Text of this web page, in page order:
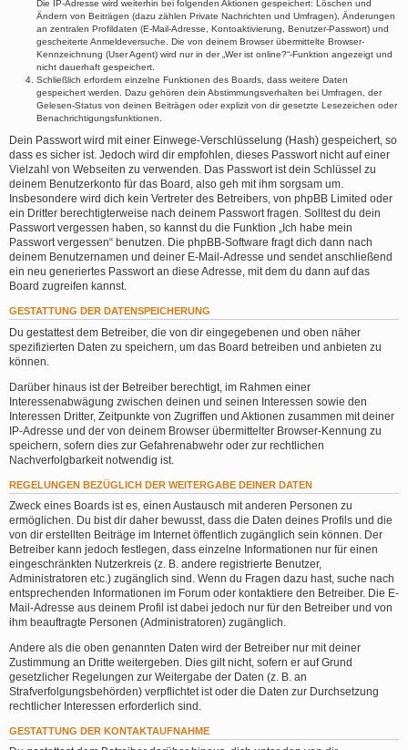
Die IP-Adresse wird weiterhin bei folgenden Aktionen gespeichert: Löschen und
Ändern von Beiträgen (dazu zählen Private Nachrichten und Umfragen), Änderungen
an zentralen Profildaten (E-Mail-Adresse, Kontoaktivierung, Benutzer-Passwort) und
gescheiterte Anmeldeversuche. Die von deinem Browser übermittelte Browser-
Kennzeichnung (User Agent) wird nur in der „Wer ist online?“-Funktion angezeigt und
nicht dauerhaft gespeichert.
Schließlich erfordern einzelne Funktionen des Boards, dass weitere Daten
gespeichert werden. Dazu gehören dein Abstimmungsverhalten bei Umfragen, der
Gelesen-Status von deinen Beiträgen oder explizit von dir gesetzte Lesezeichen oder
Benachrichtigungsfunktionen.
Dein Passwort wird mit einer Einwege-Verschlüsselung (Hash) gespeichert, so
dass es sicher ist. Jedoch wird dir empfohlen, dieses Passwort nicht auf einer
Vielzahl von Webseiten zu verwenden. Das Passwort ist dein Schlüssel zu
deinem Benutzerkonto für das Board, also geh mit ihm sorgsam um.
Insbesondere wird dich kein Vertreter des Betreibers, von phpBB Limited oder
ein Dritter berechtigterweise nach deinem Passwort fragen. Solltest du dein
Passwort vergessen haben, so kannst du die Funktion „Ich habe mein
Passwort vergessen“ benutzen. Die phpBB-Software fragt dich dann nach
deinem Benutzernamen und deiner E-Mail-Adresse und sendet anschließend
ein neu generiertes Passwort an diese Adresse, mit dem du dann auf das
Board zugreifen kannst.
GESTATTUNG DER DATENSPEICHERUNG
Du gestattest dem Betreiber, die von dir eingegebenen und oben näher
spezifizierten Daten zu speichern, um das Board betreiben und anbieten zu
können.
Darüber hinaus ist der Betreiber berechtigt, im Rahmen einer
Interessenabwägung zwischen deinen und seinen Interessen sowie den
Interessen Dritter, Zeitpunkte von Zugriffen und Aktionen zusammen mit deiner
IP-Adresse und der von deinem Browser übermittelter Browser-Kennung zu
speichern, sofern dies zur Gefahrenabwehr oder zur rechtlichen
Nachverfolgbarkeit notwendig ist.
REGELUNGEN BEZÜGLICH DER WEITERGABE DEINER DATEN
Zweck eines Boards ist es, einen Austausch mit anderen Personen zu
ermöglichen. Du bist dir daher bewusst, dass die Daten deines Profils und die
von dir erstellten Beiträge im Internet öffentlich zugänglich sein können. Der
Betreiber kann jedoch festlegen, dass einzelne Informationen nur für einen
eingeschränkten Nutzerkreis (z. B. andere registrierte Benutzer,
Administratoren etc.) zugänglich sind. Wenn du Fragen dazu hast, suche nach
entsprechenden Informationen im Forum oder kontaktiere den Betreiber. Die E-
Mail-Adresse aus deinem Profil ist dabei jedoch nur für den Betreiber und von
ihm beauftragte Personen (Administratoren) zugänglich.
Andere als die oben genannten Daten wird der Betreiber nur mit deiner
Zustimmung an Dritte weitergeben. Dies gilt nicht, sofern er auf Grund
gesetzlicher Regelungen zur Weitergabe der Daten (z. B. an
Strafverfolgungsbehörden) verpflichtet ist oder die Daten zur Durchsetzung
rechtlicher Interessen erforderlich sind.
GESTATTUNG DER KONTAKTAUFNAHME